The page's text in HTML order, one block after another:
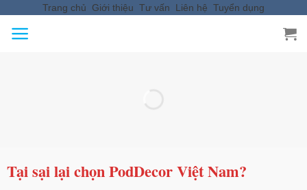
content
Trang chủ Giới thiệu Tư vấn Liên hệ Tuyển dụng
Tại sại lại chọn PodDecor Việt Nam?